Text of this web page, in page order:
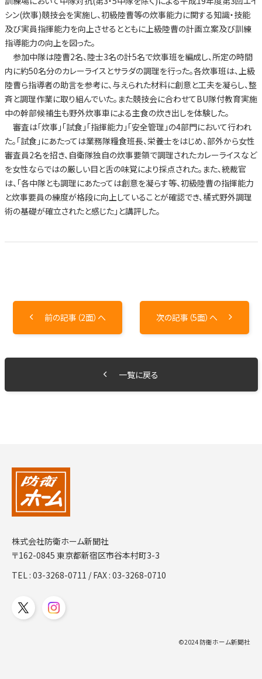
シン(炊事)競技会を実施し、初級陸曹等の炊事能力に関する知識・技能
及び実員指揮能力を向上させるとともに上級陸曹の計画立案及び訓練
指導能力の向上を図った。
参加中隊は陸曹2名、陸士3名の計5名で炊事班を編成し、所定の時間
内に約50名分のカレーライスとサラダの調理を行った。各炊事班は、上級
陸曹ら指導者の助言を参考に、与えられた材料に創意と工夫を凝らし、整
斉と調理作業に取り組んでいた。また競技会に合わせてBU隊付教育実施
中の幹部候補生も野外炊事車による主食の炊き出しを体験した。
審査は「炊事」「試食」「指揮能力」「安全管理」の4部門において行われ
た。「試食」にあたっては業務隊糧食班長、栄養士をはじめ、部外から女性
審査員2名を招き、自衛隊独自の炊事要領で調理されたカレーライスなど
を女性ならではの厳しい目と舌の味覚により採点された。また、統裁官
は、「各中隊とも調理にあたっては創意を凝らす等、初級陸曹の指揮能力
と炊事要員の練度が格段に向上していることが確認でき、橘式野外調理
術の基礎が確立されたと感じた」と講評した。
前の記事（2面）へ 次の記事（5面）へ
一覧に戻る
株式会社防衛ホーム新聞社
〒162-0845 東京都新宿区市谷本村町3-3
TEL :03-3268-0711 / FAX : 03-3268-0710
©2024 防衛ホーム新聞社